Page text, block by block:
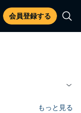
会員登録する
もっと見る